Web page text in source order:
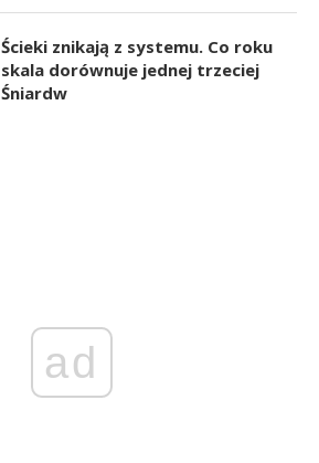
Ścieki znikają z systemu. Co roku
skala dorównuje jednej trzeciej
Śniardw
ad